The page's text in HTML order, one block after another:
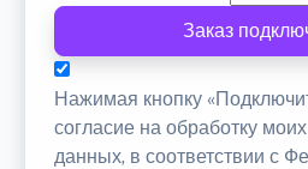
Заказ
Нажимая кнопку
согласие на обработку
данных, в соответствии с